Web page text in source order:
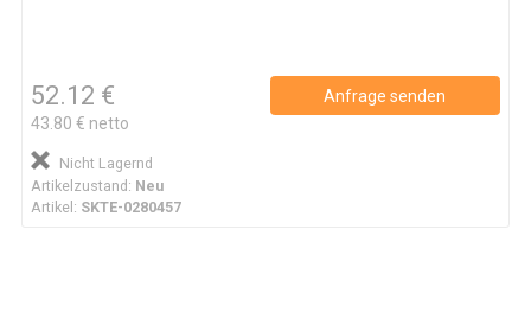
52.12 €
43.80 € netto
Anfrage senden
Nicht Lagernd
Artikelzustand: Neu
Artikel: SKTE-0280457